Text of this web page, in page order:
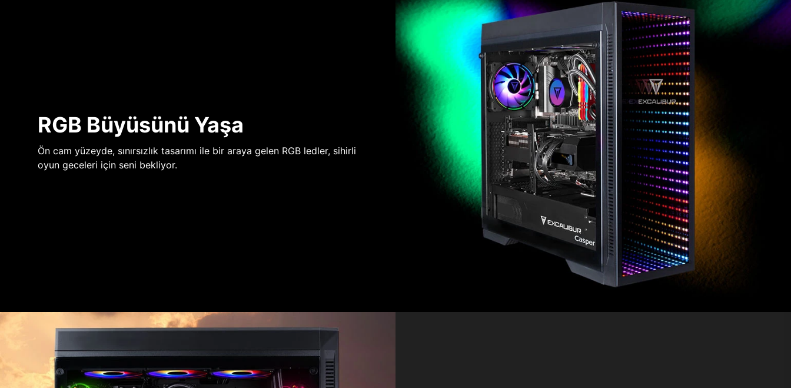
RGB Büyüsünü Yaşa
Ön cam yüzeyde, sınırsızlık tasarımı ile bir araya gelen RGB ledler, sihirli
oyun geceleri için seni bekliyor.